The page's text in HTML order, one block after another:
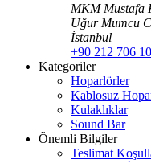
MKM Mustafa
Uğur Mumcu
İstanbul
+90 212 706
Kategoriler
Hoparlörler
Kablosuz
Kulaklıklar
Sound Bar
Önemli Bilgiler
Teslimat